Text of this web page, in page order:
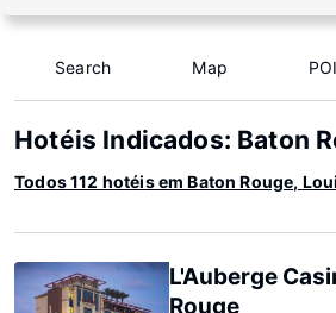
Search Map POI
Hotéis Indicados: Baton
Todos 112 hotéis em Baton Rouge,
L'Auberge
Rouge